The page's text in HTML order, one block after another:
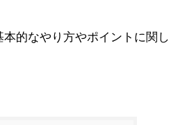
的なやり方やポイントに関し